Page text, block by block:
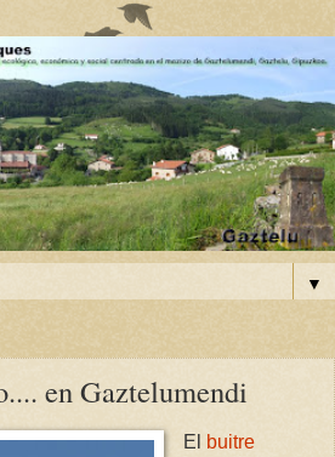
▼
en Gaztelumendi
El
buitre